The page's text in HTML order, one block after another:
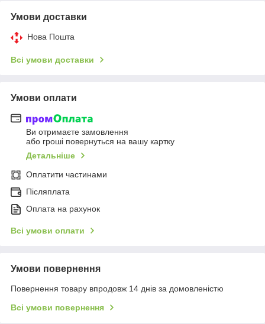
Умови доставки
Нова Пошта
Всі умови доставки
Умови оплати
Ви отримаєте замовлення
або гроші повернуться на вашу картку
Детальніше
Оплатити частинами
Післяплата
Оплата на рахунок
Всі умови оплати
Умови повернення
Повернення товару впродовж 14 днів за домовленістю
Всі умови повернення